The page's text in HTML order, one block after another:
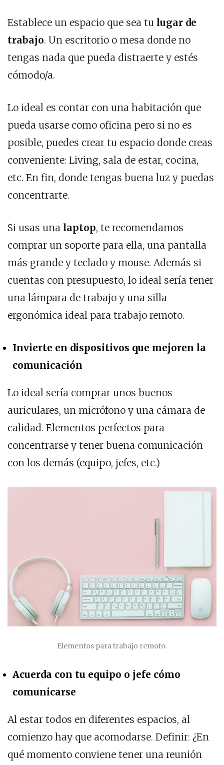
Establece un espacio que sea tu lugar de
trabajo. Un escritorio o mesa donde no
tengas nada que pueda distraerte y estés
cómodo/a.
Lo ideal es contar con una habitación que
pueda usarse como oficina pero si no es
posible, puedes crear tu espacio donde creas
conveniente: Living, sala de estar, cocina,
etc. En fin, donde tengas buena luz y puedas
concentrarte.
Si usas una laptop, te recomendamos
comprar un soporte para ella, una pantalla
más grande y teclado y mouse. Además si
cuentas con presupuesto, lo ideal sería tener
una lámpara de trabajo y una silla
ergonómica ideal para trabajo remoto.
Invierte en dispositivos que mejoren la
comunicación
Lo ideal sería comprar unos buenos
auriculares, un micrófono y una cámara de
calidad. Elementos perfectos para
concentrarse y tener buena comunicación
con los demás (equipo, jefes, etc.)
Elementos para trabajo remoto.
Acuerda con tu equipo o jefe cómo
comunicarse
Al estar todos en diferentes espacios, al
comienzo hay que acomodarse. Definir: ¿En
qué momento conviene tener una reunión